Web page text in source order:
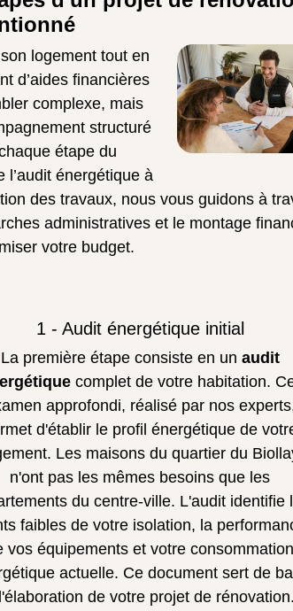
logement tout en
d’aides financières
complexe, mais
structuré
étape du
l’audit énergétique à
des travaux, nous vous guidons à
administratives et le montage
votre budget.
1 - Audit énergétique initial
La première étape consiste en un audit
complet de votre habitation.
approfondi, réalisé par nos
d'établir le profil énergétique de
Les maisons du quartier du
n'ont pas les mêmes besoins que les
du centre-ville. L'audit identifie
faibles de votre isolation, la
vos équipements et votre consommation
actuelle. Ce document sert de
de votre projet de rénovation.